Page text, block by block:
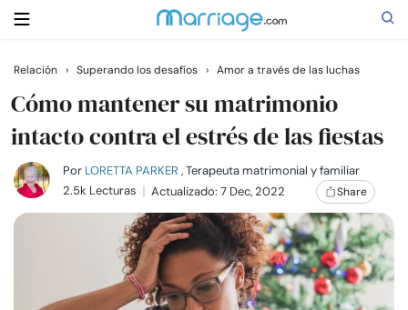
Buscar
Casarse
Relaciones
Relación › Superando los desafíos › Amor a través de las luchas
Cómo mantener su matrimonio
intacto contra el estrés de las fiestas
Por LORETTA PARKER , Terapeuta matrimonial y familiar
2.5k Lecturas
Actualizado: 7 Dec, 2022 Share